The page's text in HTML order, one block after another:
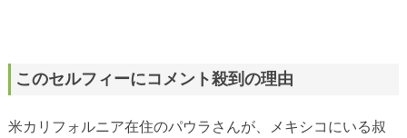
このセルフィーにコメント殺到の理由
米カリフォルニア在住のパウラさんが、メキシコにいる叔